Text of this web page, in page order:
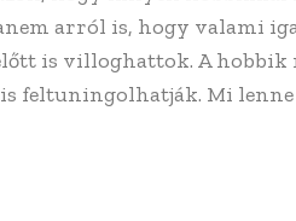
arról is, hogy valami
is villoghattok. A hobbik
feltuningolhatják. Mi lenne